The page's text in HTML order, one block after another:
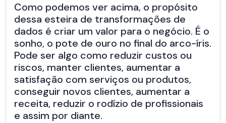
Como podemos ver acima, o propósito
dessa esteira de transformações de
dados é criar um valor para o negócio. É o
sonho, o pote de ouro no final do arco-íris.
Pode ser algo como reduzir custos ou
riscos, manter clientes, aumentar a
satisfação com serviços ou produtos,
conseguir novos clientes, aumentar a
receita, reduzir o rodízio de profissionais
e assim por diante.